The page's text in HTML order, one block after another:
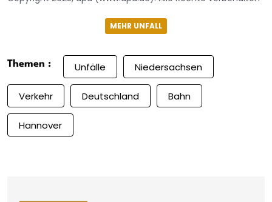
MEHR UNFALL
Themen : Unfälle Niedersachsen
Verkehr Deutschland Bahn
Hannover